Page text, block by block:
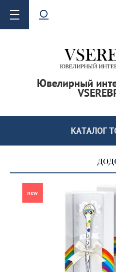
Ювелирный
КАТАЛОГ
new